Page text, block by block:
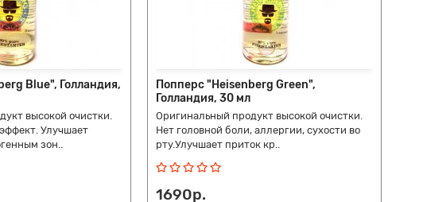
Blue", Голландия,
высокой очистки.
Улучшает
зон..
Попперс "Heisenberg Green",
Голландия, 30 мл
Оригинальный продукт высокой очистки.
Нет головной боли, аллергии, сухости во
рту.Улучшает приток кр..
1690р.